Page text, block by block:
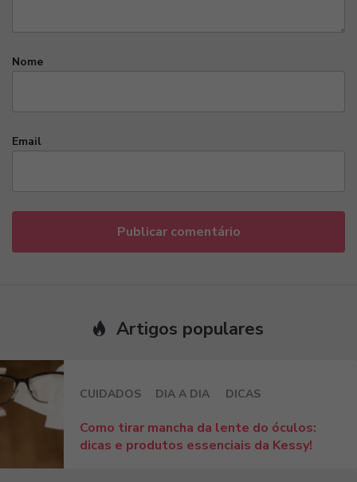
Nome
Email
Artigos populares
CUIDADOS DIA A DIA DICAS
Como tirar mancha da lente do óculos:
dicas e produtos essenciais da Kessy!